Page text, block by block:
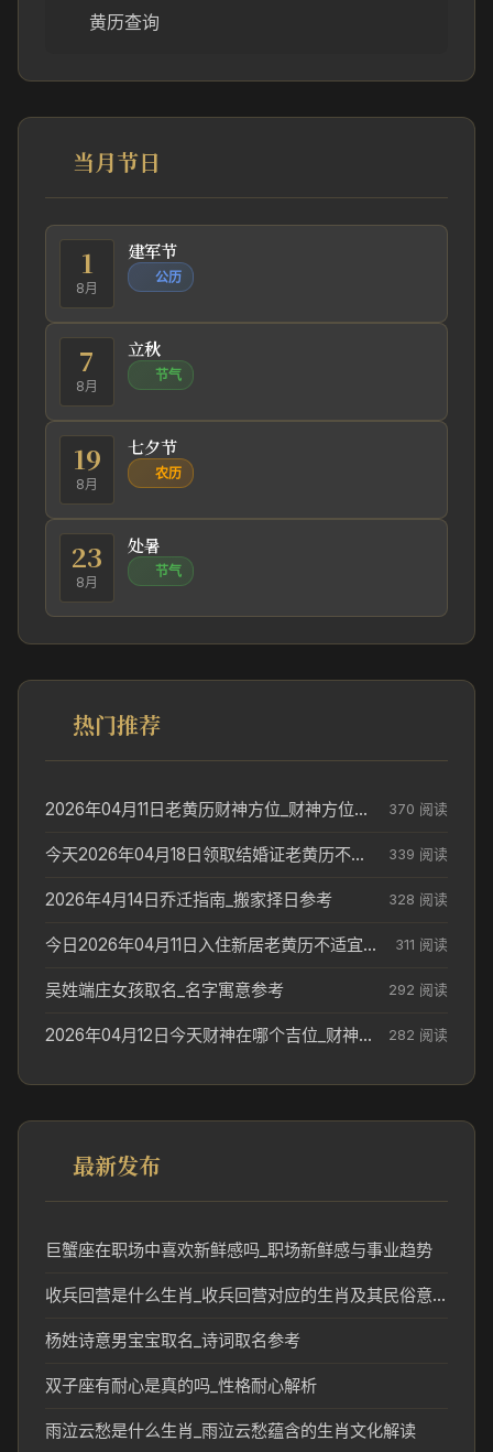
黄历查询
当月节日
1
8月
建军节
公历
7
8月
立秋
节气
19
8月
七夕节
农历
23
8月
处暑
节气
热门推荐
2026年04月11日老黄历财神方位_财神方位与供奉讲究 370 阅读
今天2026年04月18日领取结婚证老黄历不适合吗_领证日期参考 339 阅读
2026年4月14日乔迁指南_搬家择日参考 328 阅读
今日2026年04月11日入住新居老黄历不适宜吗_搬家择日参考 311 阅读
吴姓端庄女孩取名_名字寓意参考 292 阅读
2026年04月12日今天财神在哪个吉位_财神方位参考 282 阅读
最新发布
巨蟹座在职场中喜欢新鲜感吗_职场新鲜感与事业趋势
收兵回营是什么生肖_收兵回营对应的生肖及其民俗意义
杨姓诗意男宝宝取名_诗词取名参考
双子座有耐心是真的吗_性格耐心解析
雨泣云愁是什么生肖_雨泣云愁蕴含的生肖文化解读